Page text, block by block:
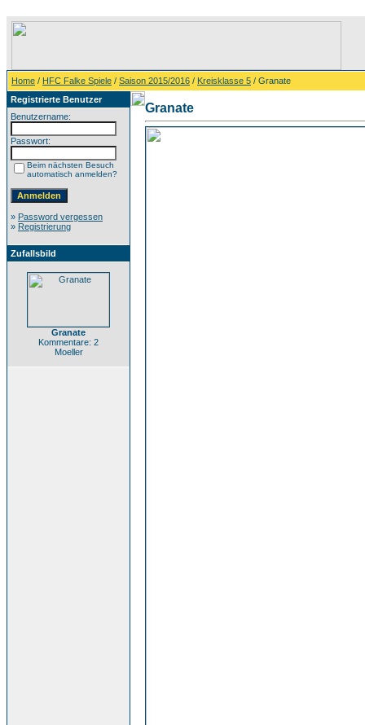
Home / HFC Falke Spiele / Saison 2015/2016 / Kreisklasse 5 / Granate
Registrierte Benutzer
Benutzername:
Passwort:
Beim nächsten Besuch
automatisch anmelden?
» Password vergessen
» Registrierung
Zufallsbild
Granate
Kommentare: 2
Moeller
Granate